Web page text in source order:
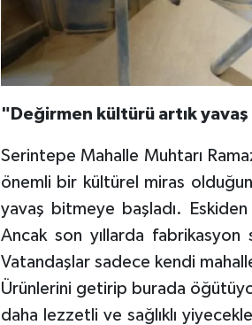
"Değirmen kültürü artık
Serintepe Mahalle Muhtarı
önemli bir kültürel miras
yavaş bitmeye başladı.
Ancak son yıllarda
Vatandaşlar sadece kendi
Ürünlerini getirip burada
daha lezzetli ve sağlıklı